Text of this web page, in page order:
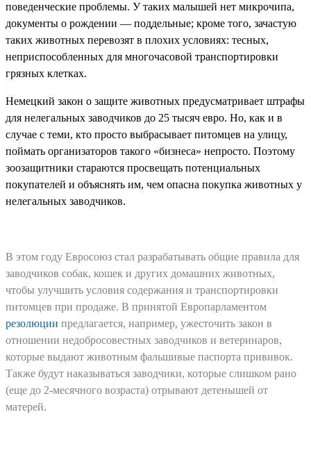
поведенческие проблемы. У таких малышей нет микрочипа,
документы о рождении — поддельные; кроме того, зачастую
таких животных перевозят в плохих условиях: тесных,
неприспособленных для многочасовой транспортировки
грязных клетках.
Немецкий закон о защите животных предусматривает штрафы
для нелегальных заводчиков до 25 тысяч евро. Но, как и в
случае с теми, кто просто выбрасывает питомцев на улицу,
поймать организаторов такого «бизнеса» непросто. Поэтому
зоозащитники стараются просвещать потенциальных
покупателей и объяснять им, чем опасна покупка животных у
нелегальных заводчиков.
В этом году Евросоюз стал разрабатывать общие правила для
заводчиков собак, кошек и других домашних животных,
чтобы улучшить условия содержания и транспортировки
питомцев при продаже. В принятой Европарламентом
резолюции предлагается, например, ужесточить закон в
отношении недобросовестных заводчиков и ветеринаров,
которые выдают животным фальшивые паспорта прививок.
Также будут наказываться заводчики, которые слишком рано
(еще до 2-месячного возраста) отрывают детенышей от
матерей.